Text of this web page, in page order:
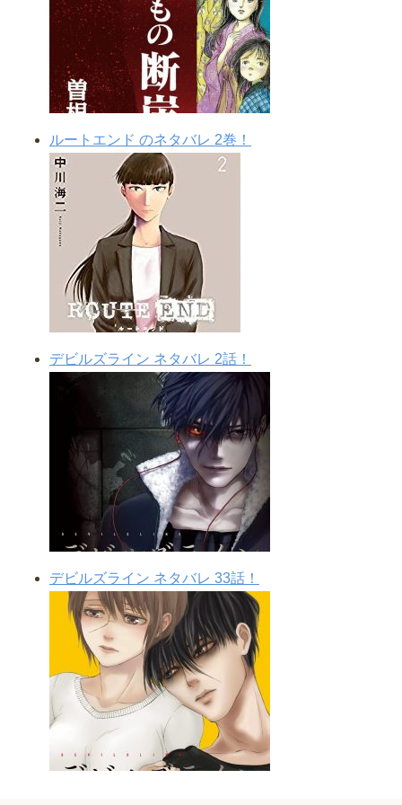
ルートエンド のネタバレ 2巻！
デビルズライン ネタバレ 2話！
デビルズライン ネタバレ 33話！